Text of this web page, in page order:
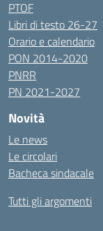
PTOF
Libri di testo 26-27
Orario e calendario
PON 2014-2020
PNRR
PN 2021-2027
Novità
Le news
Le circolari
Bacheca sindacale
Tutti gli argomenti